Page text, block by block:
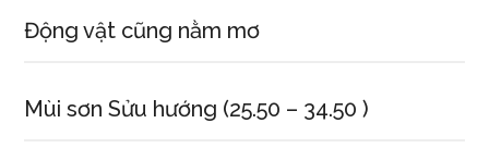
Động vật cũng nằm mơ
Mùi sơn Sửu hướng (25.50 – 34.50 )